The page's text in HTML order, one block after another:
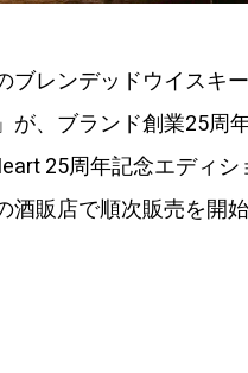
ブレンデッドウイスキ
が、ブランド創業25周
25周年記念エディ
酒販店で順次販売を開